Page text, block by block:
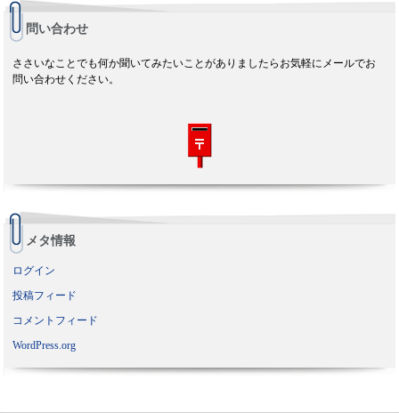
問い合わせ
ささいなことでも何か聞いてみたいことがありましたらお気軽にメールでお
問い合わせください。
メタ情報
ログイン
投稿フィード
コメントフィード
WordPress.org